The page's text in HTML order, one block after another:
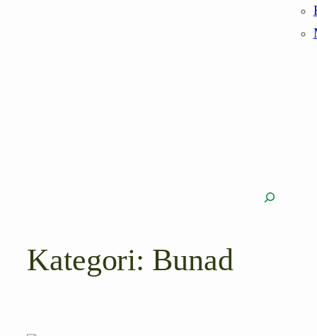
Søk
Kategori: Bunad